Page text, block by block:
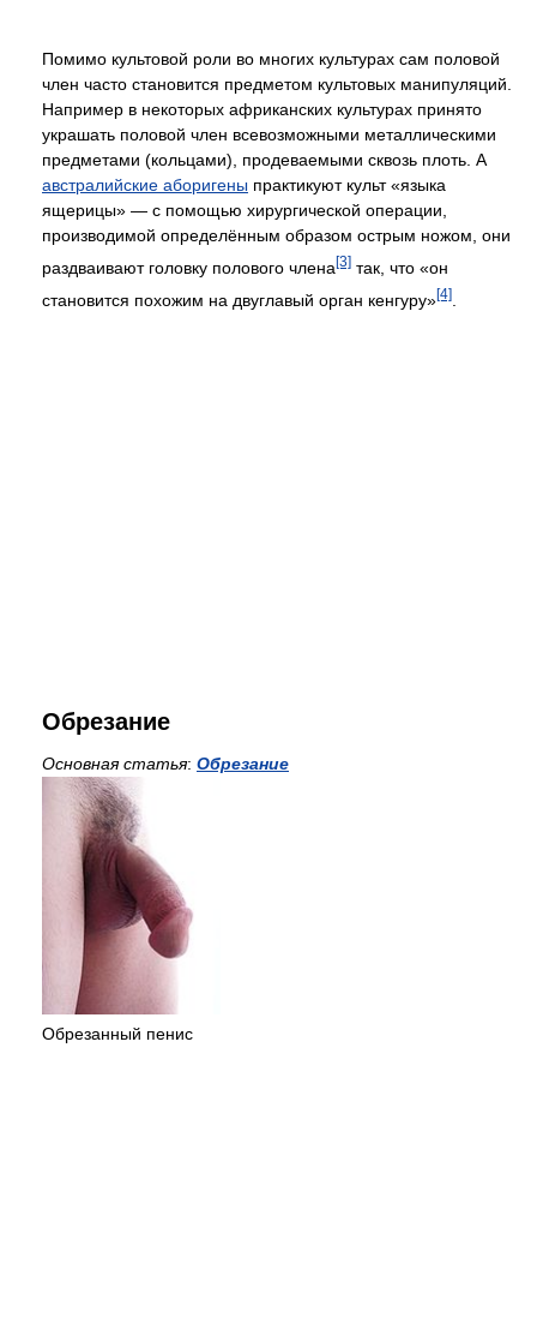
Помимо культовой роли во многих культурах сам половой
член часто становится предметом культовых манипуляций.
Например в некоторых африканских культурах принято
украшать половой член всевозможными металлическими
предметами (кольцами), продеваемыми сквозь плоть. А
австралийские аборигены практикуют культ «языка
ящерицы» — с помощью хирургической операции,
производимой определённым образом острым ножом, они
раздваивают головку полового члена [3] так, что «он
становится похожим на двуглавый орган кенгуру»[4]
Обрезание
Основная статья: Обрезание
Обрезанный пенис